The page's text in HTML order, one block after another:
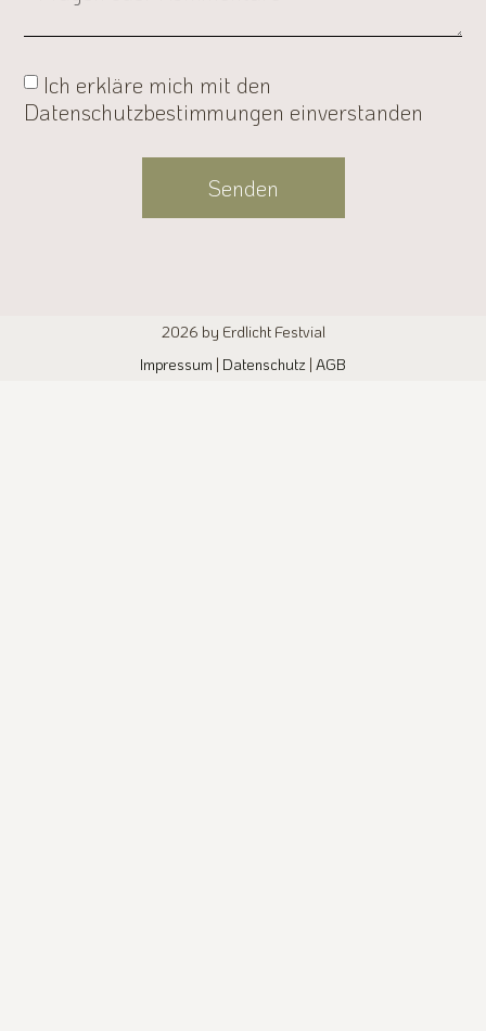
Ich erkläre mich mit den
Datenschutzbestimmungen einverstanden
Senden
2026 by Erdlicht Festvial
Impressum | Datenschutz | AGB